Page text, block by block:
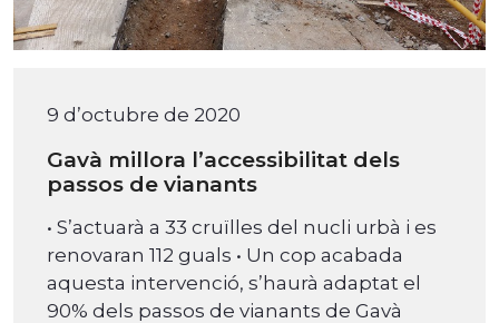
9 d’octubre de 2020
Gavà millora l’accessibilitat dels
passos de vianants
• S’actuarà a 33 cruïlles del nucli urbà i es
renovaran 112 guals • Un cop acabada
aquesta intervenció, s’haurà adaptat el
90% dels passos de vianants de Gavà